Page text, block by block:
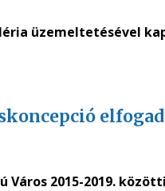
üzemeltetésével
Város 2015-2019.